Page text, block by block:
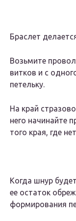
Браслет
Возьмите
витков и с
петельку.
На край
него начинайте
того края, где
Когда шнур
ее остаток
формирования